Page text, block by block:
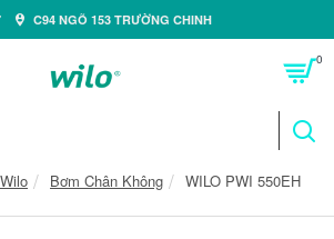
C94 NGÕ 153 TRƯỜNG CHINH
0
Bơm Chân Không WILO PWI 550EH